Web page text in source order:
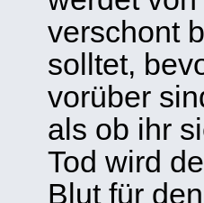
verschont
solltet,
vorüber
als ob ihr
Tod wird
Blut für